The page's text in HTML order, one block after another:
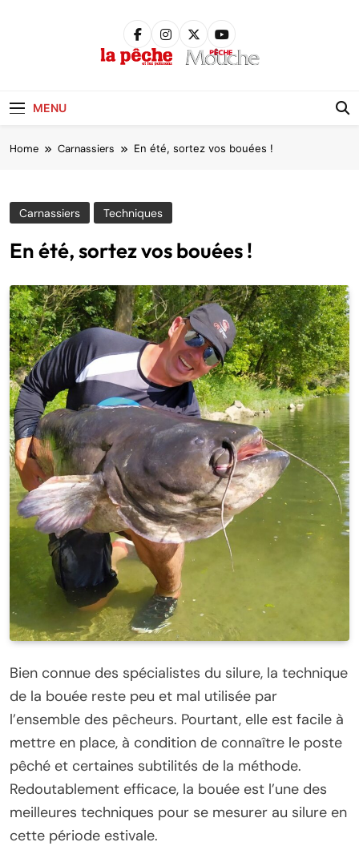
MENU
Home Carnassiers En été, sortez vos bouées !
Carnassiers Techniques
En été, sortez vos bouées !
Bien connue des spécialistes du silure, la technique
de la bouée reste peu et mal utilisée par
l’ensemble des pêcheurs. Pourtant, elle est facile à
mettre en place, à condition de connaître le poste
pêché et certaines subtilités de la méthode.
Redoutablement efficace, la bouée est l’une des
meilleures techniques pour se mesurer au silure en
cette période estivale.